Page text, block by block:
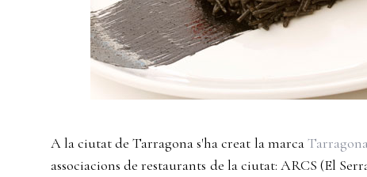
A la ciutat de Tarragona s'ha creat la marca
associacions de restaurants de la ciutat: ARCS (El